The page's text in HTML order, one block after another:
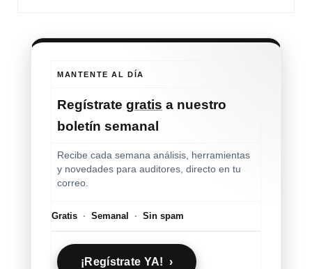
MANTENTE AL DÍA
Regístrate gratis a nuestro
boletín semanal
Recibe cada semana análisis, herramientas
y novedades para auditores, directo en tu
correo.
Gratis · Semanal · Sin spam
¡Regístrate YA! ›